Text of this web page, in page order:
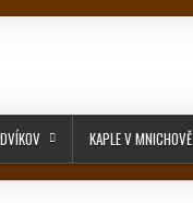
KAPLE V MNICHOVĚ